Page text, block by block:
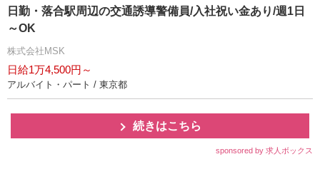
日勤・落合駅周辺の交通誘導警備員/入社祝い金あり/週1日
～OK
株式会社MSK
日給1万4,500円～
アルバイト・パート / 東京都
続きはこちら
sponsored by 求人ボックス